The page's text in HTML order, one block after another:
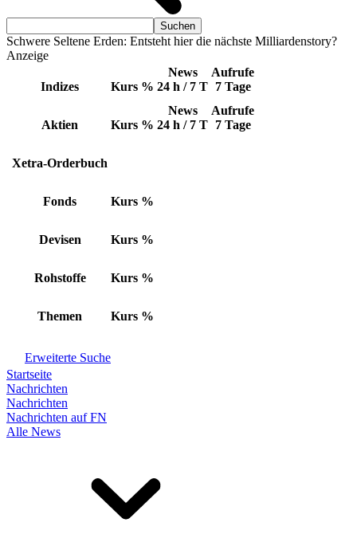
Schwere Seltene Erden: Entsteht hier die nächste Milliardenstory?
Anzeige
Indizes Kurs %
News
24 h / 7 T
Aufrufe
7 Tage
Aktien Kurs %
News
24 h / 7 T
Aufrufe
7 Tage
Xetra-Orderbuch
Fonds Kurs %
Devisen Kurs %
Rohstoffe Kurs %
Themen Kurs %
Erweiterte Suche
Startseite
Nachrichten
Nachrichten
Nachrichten auf FN
Alle News